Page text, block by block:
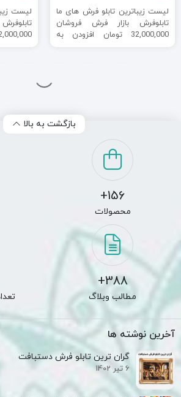
لیست زیباترین تابلو فرش های ما
تابلوفرش بازار فرش فروشان
32,000,000 تومان افزودن به
لیست
بازگشت به بالا
156+
محصولات
388+
مطالب وبلاگ
آخرین نوشته ها
گران ترین تابلو فرش دستبافت
6 تیر 1402